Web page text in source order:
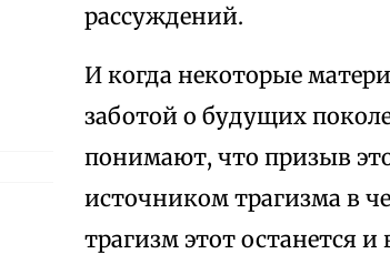
рассуждений.
И когда некоторые
заботой о будущих
понимают, что призыв
источником трагизма в
трагизм этот останется